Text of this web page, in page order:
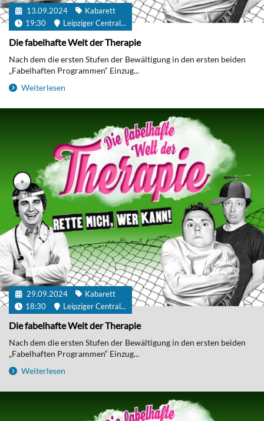
13.09.2024
Kabarett
19:30
Leipziger Central...
Die fabelhafte Welt der Therapie
Nach dem die ersten Stufen der Bewältigung in den ersten beiden
„Fabelhaften Programmen“ Einzug...
Weiterlesen
29.09.2024
Kabarett
18:30
Leipziger Central...
Die fabelhafte Welt der Therapie
Nach dem die ersten Stufen der Bewältigung in den ersten beiden
„Fabelhaften Programmen“ Einzug...
Weiterlesen